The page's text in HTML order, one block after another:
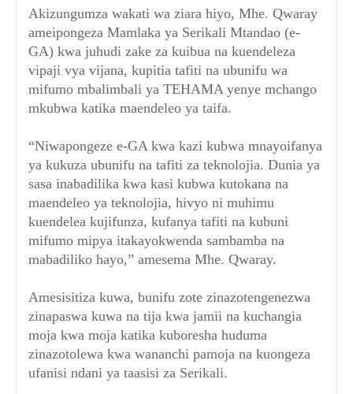
Akizungumza wakati wa ziara hiyo, Mhe. Qwaray
ameipongeza Mamlaka ya Serikali Mtandao (e-
GA) kwa juhudi zake za kuibua na kuendeleza
vipaji vya vijana, kupitia tafiti na ubunifu wa
mifumo mbalimbali ya TEHAMA yenye mchango
mkubwa katika maendeleo ya taifa.
“Niwapongeze e-GA kwa kazi kubwa mnayoifanya
ya kukuza ubunifu na tafiti za teknolojia. Dunia ya
sasa inabadilika kwa kasi kubwa kutokana na
maendeleo ya teknolojia, hivyo ni muhimu
kuendelea kujifunza, kufanya tafiti na kubuni
mifumo mipya itakayokwenda sambamba na
mabadiliko hayo,” amesema Mhe. Qwaray.
Amesisitiza kuwa, bunifu zote zinazotengenezwa
zinapaswa kuwa na tija kwa jamii na kuchangia
moja kwa moja katika kuboresha huduma
zinazotolewa kwa wananchi pamoja na kuongeza
ufanisi ndani ya taasisi za Serikali.